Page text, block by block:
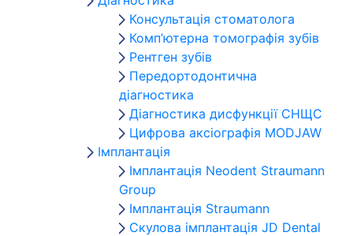
Консультація стоматолога
Комп’ютерна томографія зубів
Рентген зубів
Передортодонтична
діагностика
Діагностика дисфункції СНЩС
Цифрова аксіографія MODJAW
Імплантація
Імплантація Neodent Straumann
Group
Імплантація Straumann
Скулова імплантація JD Dental